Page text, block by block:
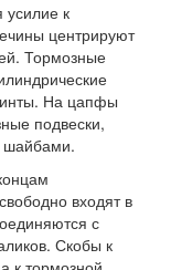
к
центрируют
Тормозные
На цапфы
подвески,
шайбами.
входят в
с
Скобы к